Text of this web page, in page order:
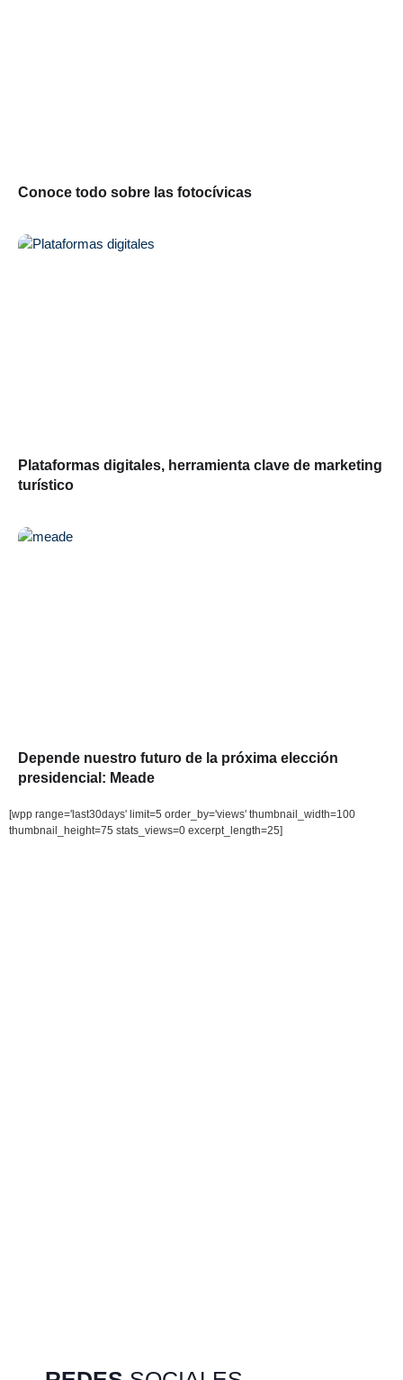
Conoce todo sobre las fotocívicas
Plataformas digitales, herramienta clave de marketing
turístico
Depende nuestro futuro de la próxima elección
presidencial: Meade
[wpp range='last30days' limit=5 order_by='views' thumbnail_width=100
thumbnail_height=75 stats_views=0 excerpt_length=25]